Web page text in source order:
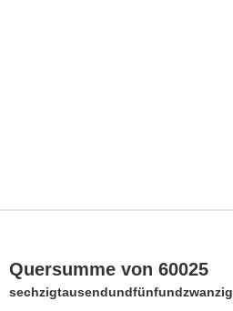
Quersumme von 60025
sechzigtausendundfünfundzwanzig